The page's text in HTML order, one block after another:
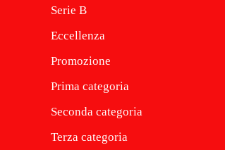
Serie B
Eccellenza
Promozione
Prima categoria
Seconda categoria
Terza categoria